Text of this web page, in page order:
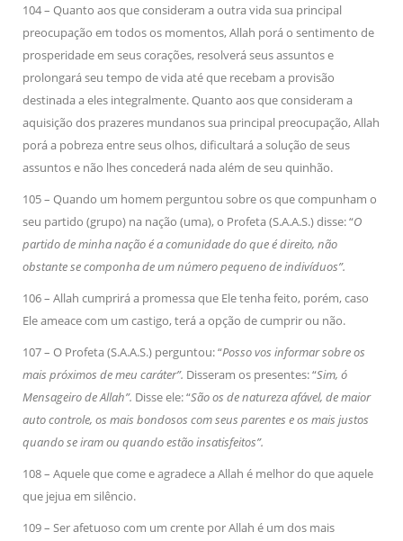
104 – Quanto aos que consideram a outra vida sua principal
preocupação em todos os momentos, Allah porá o sentimento de
prosperidade em seus corações, resolverá seus assuntos e
prolongará seu tempo de vida até que recebam a provisão
destinada a eles integralmente. Quanto aos que consideram a
aquisição dos prazeres mundanos sua principal preocupação, Allah
porá a pobreza entre seus olhos, dificultará a solução de seus
assuntos e não lhes concederá nada além de seu quinhão.
105 – Quando um homem perguntou sobre os que compunham o
seu partido (grupo) na nação (uma), o Profeta (S.A.A.S.) disse: “O
partido de minha nação é a comunidade do que é direito, não
obstante se componha de um número pequeno de indivíduos”.
106 – Allah cumprirá a promessa que Ele tenha feito, porém, caso
Ele ameace com um castigo, terá a opção de cumprir ou não.
107 – O Profeta (S.A.A.S.) perguntou: “Posso vos informar sobre os
mais próximos de meu caráter”. Disseram os presentes: “Sim, ó
Mensageiro de Allah”. Disse ele: “São os de natureza afável, de maior
auto controle, os mais bondosos com seus parentes e os mais justos
quando se iram ou quando estão insatisfeitos”.
108 – Aquele que come e agradece a Allah é melhor do que aquele
que jejua em silêncio.
109 – Ser afetuoso com um crente por Allah é um dos mais